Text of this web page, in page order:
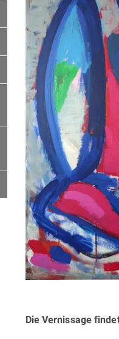
Die Vernissagefindet